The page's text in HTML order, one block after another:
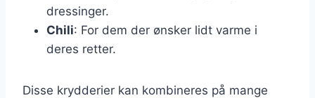
dressinger.
Chili: For dem der ønsker lidt varme i
deres retter.
Disse krydderier kan kombineres på mange